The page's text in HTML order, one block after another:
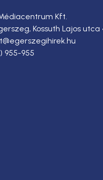
Kft.
Kossuth Lajos utca
955-955